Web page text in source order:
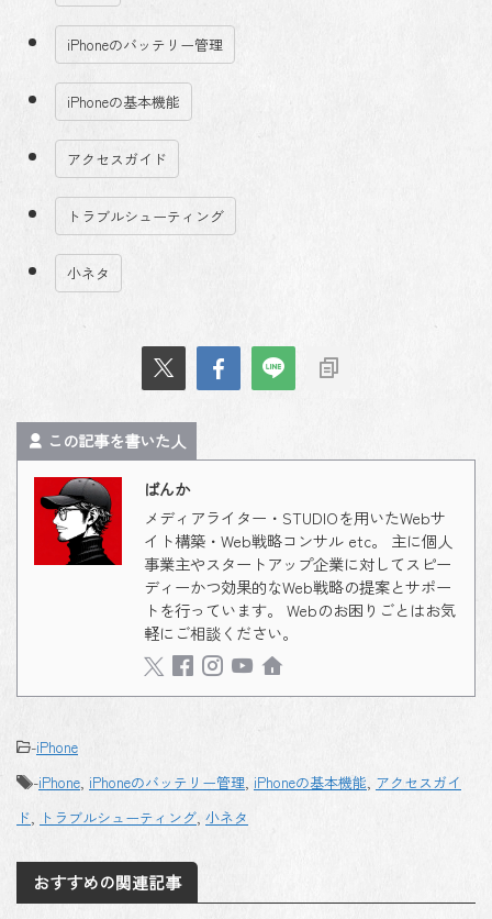
iPhoneのバッテリー管理
iPhoneの基本機能
アクセスガイド
トラブルシューティング
小ネタ
この記事を書いた人
ばんか
メディアライター・STUDIOを用いたWebサ
イト構築・Web戦略コンサル etc。 主に個人
事業主やスタートアップ企業に対してスピー
ディーかつ効果的なWeb戦略の提案とサポー
トを行っています。 Webのお困りごとはお気
軽にご相談ください。
-iPhone
-iPhone, iPhoneのバッテリー管理, iPhoneの基本機能, アクセスガイ
ド, トラブルシューティング, 小ネタ
おすすめの関連記事